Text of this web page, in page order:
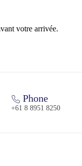
votre arrivée.
Phone
+61 8 8951 8250